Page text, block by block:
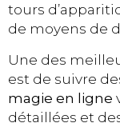
tours
de moyens de
Une des
est de suivre
magie en ligne
détaillées et